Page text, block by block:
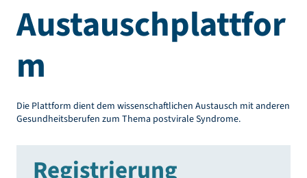
Austauschplattfor
m
Die Plattform dient dem wissenschaftlichen Austausch mit anderen
Gesundheitsberufen zum Thema postvirale Syndrome.
Registrierung